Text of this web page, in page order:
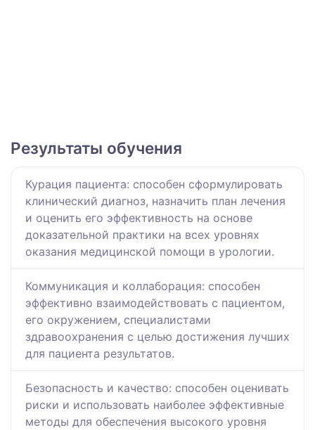
Результаты обучения
Курация пациента: способен сформулировать
клинический диагноз, назначить план лечения
и оценить его эффективность на основе
доказательной практики на всех уровнях
оказания медицинской помощи в урологии.
Коммуникация и коллаборация: способен
эффективно взаимодействовать с пациентом,
его окружением, специалистами
здравоохранения с целью достижения лучших
для пациента результатов.
Безопасность и качество: способен оценивать
риски и использовать наиболее эффективные
методы для обеспечения высокого уровня